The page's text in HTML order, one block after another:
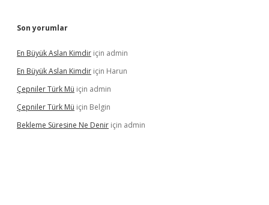
Son yorumlar
En Büyük Aslan Kimdir için admin
En Büyük Aslan Kimdir için Harun
Çepniler Türk Mü için admin
Çepniler Türk Mü için Belgin
Bekleme Süresine Ne Denir için admin